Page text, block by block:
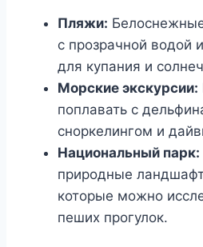
Пляжи:
с прозрачной водой
для купания и
Морские экскурсии:
поплавать с
сноркелингом и
Национальный парк:
природные
которые можно
пеших прогулок.